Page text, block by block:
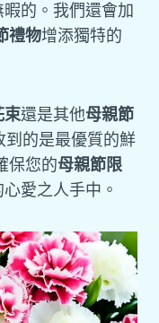
的。我們還會加
禮物增添獨特的
束還是其他母親節
的是最優質的鮮
保您的母親節限
愛之人手中。